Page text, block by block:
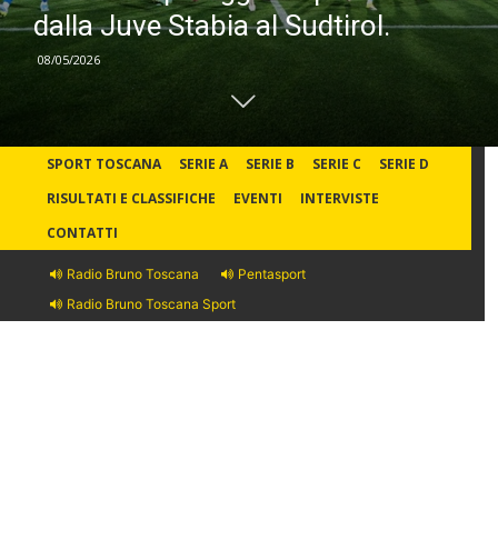
dalla Juve Stabia al Sudtirol.
08/05/2026
SPORT TOSCANA SERIE A SERIE B SERIE C
SERIE D
RISULTATI E CLASSIFICHE
EVENTI
INTERVISTE
CONTATTI
Radio Bruno Toscana
Pentasport
Radio Bruno Toscana Sport